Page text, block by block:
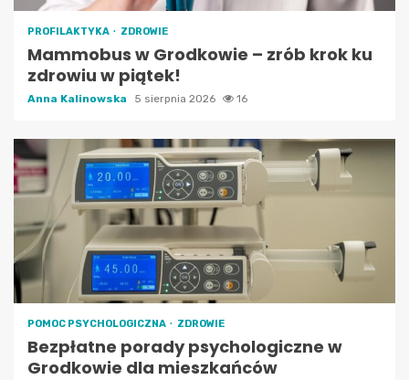
PROFILAKTYKA ZDROWIE
Mammobus w Grodkowie – zrób krok ku
zdrowiu w piątek!
Anna Kalinowska 5 sierpnia 2026 16
POMOC PSYCHOLOGICZNA ZDROWIE
Bezpłatne porady psychologiczne w
Grodkowie dla mieszkańców